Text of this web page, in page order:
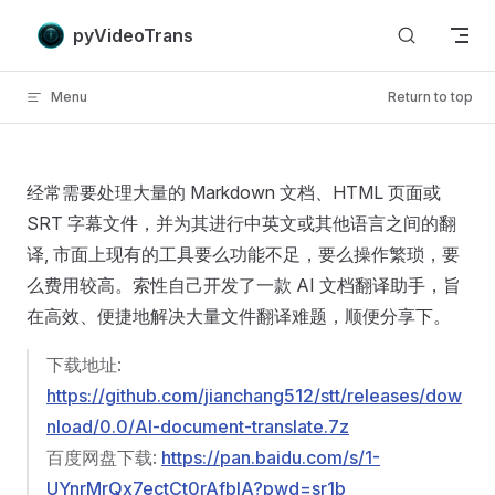
Skip to content
pyVideoTrans
Menu Return to top
经常需要处理大量的 Markdown 文档、HTML 页面或
SRT 字幕文件，并为其进行中英文或其他语言之间的翻
译, 市面上现有的工具要么功能不足，要么操作繁琐，要
么费用较高。索性自己开发了一款 AI 文档翻译助手，旨
在高效、便捷地解决大量文件翻译难题，顺便分享下。
下载地址:
https://github.com/jianchang512/stt/releases/dow
nload/0.0/AI-document-translate.7z
百度网盘下载: https://pan.baidu.com/s/1-
UYnrMrQx7ectCt0rAfblA?pwd=sr1b